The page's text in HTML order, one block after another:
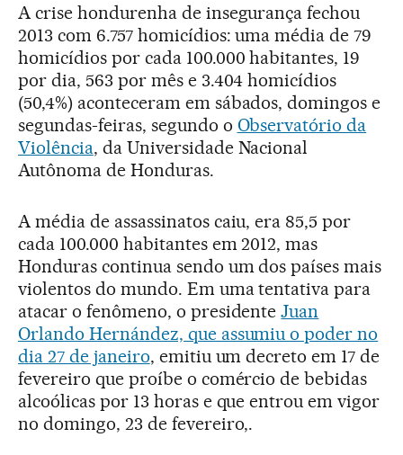
A crise hondurenha de insegurança fechou
2013 com 6.757 homicídios: uma média de 79
homicídios por cada 100.000 habitantes, 19
por dia, 563 por mês e 3.404 homicídios
(50,4%) aconteceram em sábados, domingos e
segundas-feiras, segundo o Observatório da
Violência, da Universidade Nacional
Autônoma de Honduras.
A média de assassinatos caiu, era 85,5 por
cada 100.000 habitantes em 2012, mas
Honduras continua sendo um dos países mais
violentos do mundo. Em uma tentativa para
atacar o fenômeno, o presidenteJuan
Orlando Hernández, que assumiu o poder no
dia 27 de janeiro, emitiu um decreto em 17 de
fevereiro que proíbe o comércio de bebidas
alcoólicas por 13 horas e que entrou em vigor
no domingo, 23 de fevereiro,.